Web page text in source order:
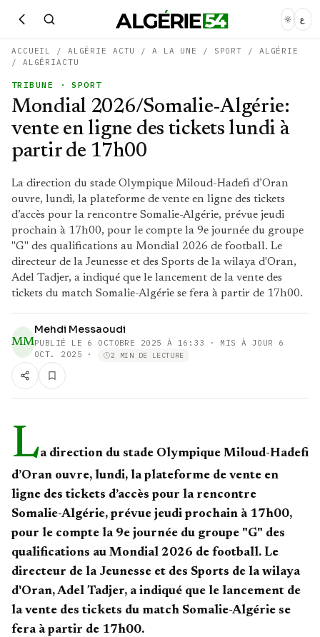
ع
ACCUEIL / ALGÉRIE ACTU /A LA UNE / SPORT / ALGÉRIE
/ ALGÉRIACTU
TRIBUNE · SPORT
Mondial 2026/Somalie-Algérie:
vente en ligne des tickets lundi à
partir de 17h00
La direction du stade Olympique Miloud-Hadefi d’Oran
ouvre, lundi, la plateforme de vente en ligne des tickets
d’accès pour la rencontre Somalie-Algérie, prévue jeudi
prochain à 17h00, pour le compte la 9e journée du groupe
"G" des qualifications au Mondial 2026 de football. Le
directeur de la Jeunesse et des Sports de la wilaya d'Oran,
Adel Tadjer, a indiqué que le lancement de la vente des
tickets du match Somalie-Algérie se fera à partir de 17h00.
MM
Mehdi Messaoudi
PUBLIÉ LE 6 OCTOBRE 2025 À 16:33 · MIS À JOUR 6
OCT. 2025 · 2 MIN DE LECTURE
La direction du stade Olympique Miloud-Hadefi
d’Oran ouvre, lundi, la plateforme de vente en
ligne des tickets d’accès pour la rencontre
Somalie-Algérie, prévue jeudi prochain à 17h00,
pour le compte la 9e journée du groupe "G" des
qualifications au Mondial 2026 de football. Le
directeur de la Jeunesse et des Sports de la wilaya
d'Oran, Adel Tadjer, a indiqué que le lancement de
la vente des tickets du match Somalie-Algérie se
fera à partir de 17h00.